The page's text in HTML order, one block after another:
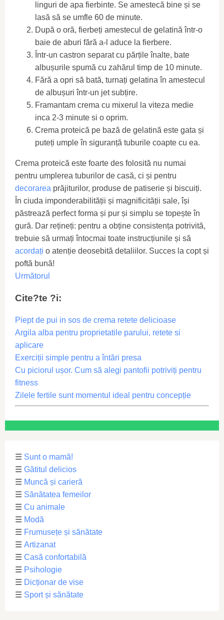
linguri de apa fierbinte. Se amestecă bine și se
lasă să se umfle 60 de minute.
După o oră, fierbeți amestecul de gelatină într-o
baie de aburi fără a-l aduce la fierbere.
Într-un castron separat cu părțile înalte, bate
albușurile spumă cu zahărul timp de 10 minute.
Fără a opri să bată, turnați gelatina în amestecul
de albușuri într-un jet subțire.
Framantam crema cu mixerul la viteza medie
inca 2-3 minute si o oprim.
Crema proteică pe bază de gelatină este gata și
puteți umple în siguranță tuburile coapte cu ea.
Crema proteică este foarte des folosită nu numai
pentru umplerea tuburilor de casă, ci și pentru
decorarea prăjiturilor, produse de patiserie și biscuiți.
În ciuda imponderabilității și magnificității sale, își
păstrează perfect forma și pur și simplu se topește în
gură. Dar rețineți: pentru a obține consistența potrivită,
trebuie să urmați întocmai toate instrucțiunile și să
acordați o atenție deosebită detaliilor. Succes la copt și
poftă bună!
Următorul
Cite?te ?i:
Piept de pui in sos de crema retete delicioase
Argila alba pentru proprietatile parului, retete si
aplicare
Exerciții simple pentru a întări presa
Cu piciorul ușor. Cum să alegi pantofii potriviți pentru
fitness
Zilele fertile sunt momentul ideal pentru concepție
☰ Sunt o mamă!
☰ Gătitul delicios
☰ Muncă și carieră
☰ Sănătatea femeilor
☰ Cu animale
☰ Modă
☰ Frumusețe și sănătate
☰ Artizanat
☰ Casă confortabilă
☰ Psihologie
☰ Dicționar de vise
☰ Sport și sănătate